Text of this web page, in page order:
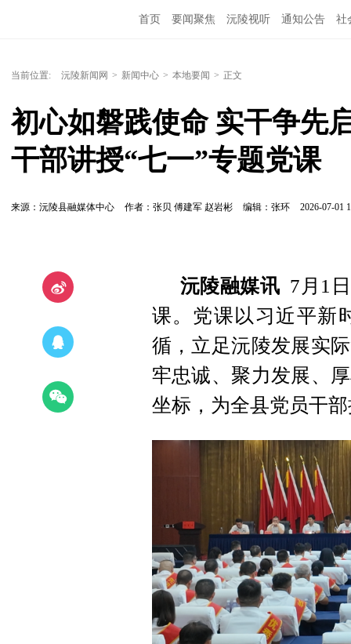
首页 要闻聚焦 沅陵视听 通知公告 社
当前位置: 沅陵新闻网 > 新闻中心 > 本地要闻 > 正文
初心如磐践使命 实干争先
干部讲授“七一”专题党课
来源：沅陵县融媒体中心 作者：张贝 傅建军 赵岩彬 编辑：张环 2026-07-01
沅陵融媒讯 7月1
课。党课以习近平新
循，立足沅陵发展实
牢忠诚、聚力发展、
坐标，为全县党员干